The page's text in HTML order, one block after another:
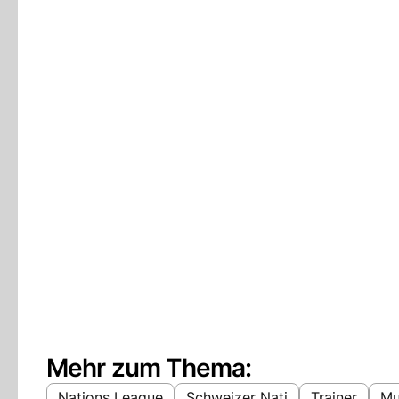
Mehr zum Thema: